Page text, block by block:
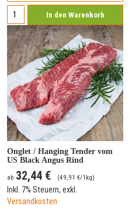
In den Warenkorb
Onglet / Hanging Tender vom
US Black Angus Rind
ab 32,44 € (49,91 €/1kg)
Inkl. 7% Steuern, exkl.
Versandkosten